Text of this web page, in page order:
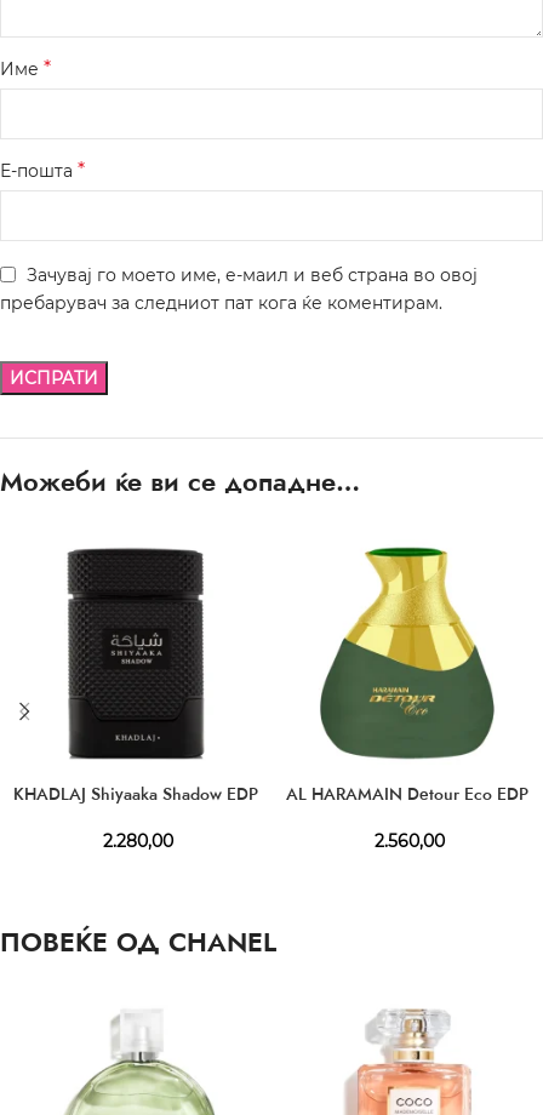
Име *
Е-пошта *
Зачувај го моето име, е-маил и веб страна во овој
пребарувач за следниот пат кога ќе коментирам.
Можеби ќе ви се допадне…
KHADLAJ Shiyaaka Shadow EDP
2.280,00
AL HARAMAIN Detour Eco EDP
2.560,00
ПОВЕЌЕ ОД CHANEL